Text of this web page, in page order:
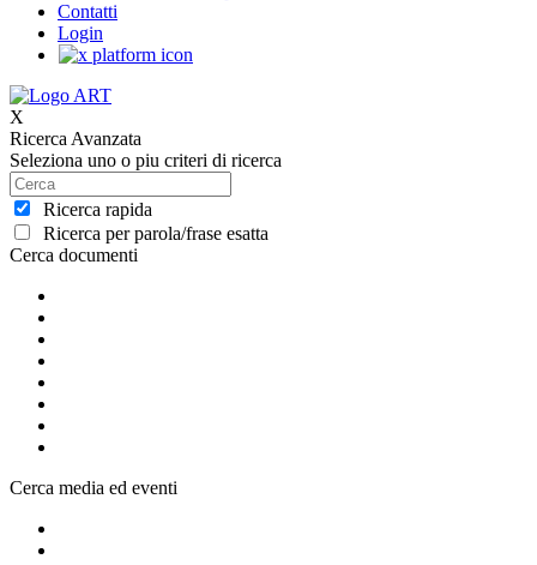
Contatti
Login
X
Ricerca Avanzata
Seleziona uno o piu criteri di ricerca
Ricerca rapida
Ricerca per parola/frase esatta
Cerca documenti
Cerca media ed eventi